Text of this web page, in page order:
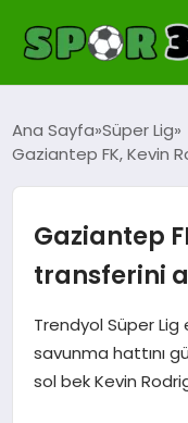
FUTBOL
YEREL FUTBOL
BASKETBOL
VOLEYBOL
HENTBOL
Ana Sayfa Süper Lig
Gaziantep FK, Kevin
Gaziantep
transferini
Trendyol Süper
savunma hattını
sol bek Kevin